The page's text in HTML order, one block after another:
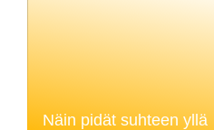
Näin pidät suhteen yllä